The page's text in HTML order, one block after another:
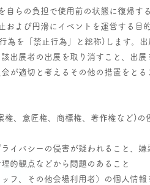
らの負担で使用前の状態に復帰す
および円滑にイベントを運営する目
為を「禁止行為」と総称)します。
出展者の出展を取り消すこと、出
が適切と考えるその他の措置をと
、意匠権、商標権、著作権など)の
イバシーの侵害が疑われること、嫌
的観点などから問題のあること
フ、その他会場利用者）の個人情報